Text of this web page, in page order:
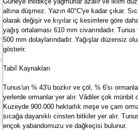
altına düşmez. Yazın 40°C'ye kadar çıkar.
olarak değişir ve kıyılar iç kesimlere göre
yağış ortalaması 610 mm civarındadır.
500 mm dolaylarındadır. Yağışlar düzensiz
gösterir.
Tabiî Kaynakları
Tunus'un % 43'ü bozkır ve çöl, % 6'sı
yerlerde ormanlar yer alır. Vâdiler çok münbit
Kuzeyde 900.000 hektarlık meşe ve çam
sıcağa dayanıklı cinsten bitkiler yer alır.
ençok yabandomuzu ve dağkeçisi bulunur.